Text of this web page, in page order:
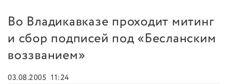
Во Владикавказе проходит митинг
и сбор подписей под «Бесланским
воззванием»
03.08.2005 11:24